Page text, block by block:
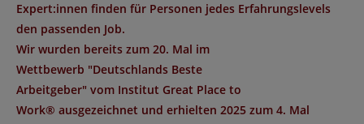
Expert:innen finden für Personen jedes Erfahrungslevels
den passenden Job.
Wir wurden bereits zum 20. Mal im
Wettbewerb "Deutschlands Beste
Arbeitgeber" vom Institut Great Place to
Work® ausgezeichnet und erhielten 2025 zum 4. Mal